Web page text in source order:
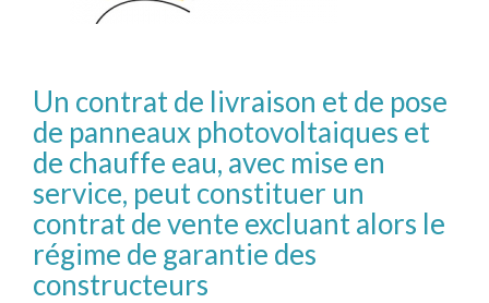
Un contrat de livraison et de pose
de panneaux photovoltaiques et
de chauffe eau, avec mise en
service, peut constituer un
contrat de vente excluant alors le
régime de garantie des
constructeurs